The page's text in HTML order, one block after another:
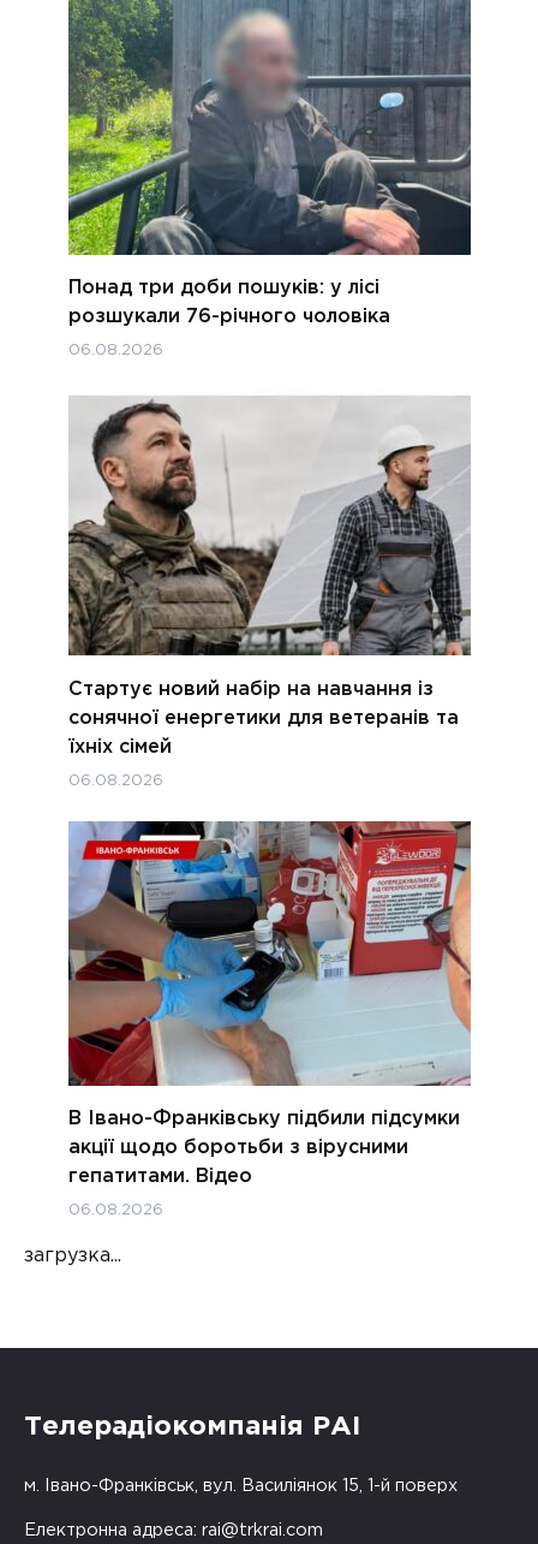
Понад три доби пошуків: у лісі
розшукали 76-річного чоловіка
06.08.2026
Стартує новий набір на навчання із
сонячної енергетики для ветеранів та
їхніх сімей
06.08.2026
В Івано-Франківську підбили підсумки
акції щодо боротьби з вірусними
гепатитами. Відео
06.08.2026
загрузка...
Телерадіокомпанія РАІ
м. Івано-Франківськ, вул. Василіянок 15, 1-й поверх
Електронна адреса: rai@trkrai.com